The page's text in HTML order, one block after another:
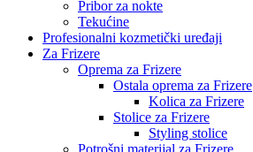
Pribor za nokte
Tekućine
Profesionalni kozmetički uređaji
Za Frizere
Oprema za Frizere
Ostala oprema za Frizere
Kolica za Frizere
Stolice za Frizere
Styling stolice
Potrošni materijal za Frizere